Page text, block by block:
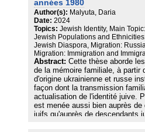
éducative. De plus, l’impact
confrontation entre savoir
élèves peut engendrer,
professeurs qui montrent une
révèlent au travers des récits
pleinement le pôle didactique et
professeur. Aller à la rencontre
et exigence, faire dire mais ne
professeurs à répondre dans le
rigoureux qui refuse la dérive
L’énoncé de repères éthiques
gestion de l’émotion dans la
participent aussi au cadre
années 1980
Author(s): Malyuta, Daria
Date: 2024
Topics: Jewish Identity, Main
Jewish Populations and
Jewish Diaspora, Migration:
Migration: Immigration and
Abstract: Cette thèse aborde
de la mémoire familiale, à partir
d'origine ukrainienne et russe
façon dont la transmission
actualisation de l'identité juive.
est menée aussi bien auprès
juifs qu'auprès de descendants